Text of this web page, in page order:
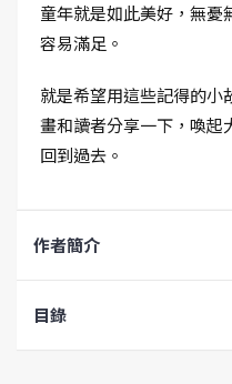
童年就是如此美好，無憂
容易滿足。
就是希望用這些記得的小
畫和讀者分享一下，喚起
回到過去。
作者簡介
目錄